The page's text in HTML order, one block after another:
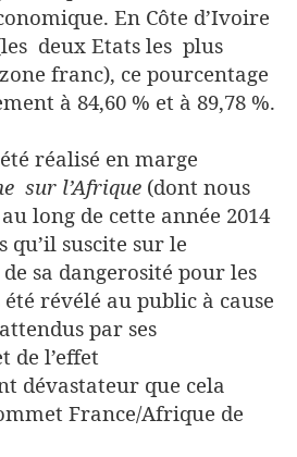
En Côte d’Ivoire
deux Etats les plus
franc), ce pourcentage
à 84,60 % et à 89,78 %.
réalisé en marge
sur l’Afrique (dont nous
long de cette année 2014
qu’il suscite sur le
sa dangerosité pour les
révélé au public à cause
par ses
de l’effet
dévastateur que cela
France/Afrique de